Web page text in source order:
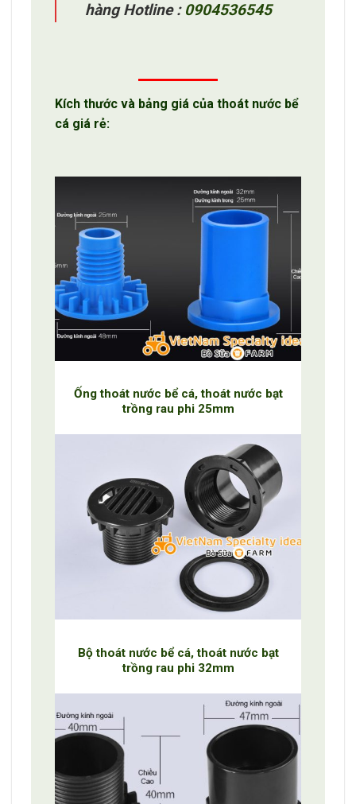
hàng Hotline : 0904536545
Kích thước và bảng giá của thoát nước bể
cá giá rẻ:
Ống thoát nước bể cá, thoát nước bạt
trồng rau phi 25mm
Bộ thoát nước bể cá, thoát nước bạt
trồng rau phi 32mm